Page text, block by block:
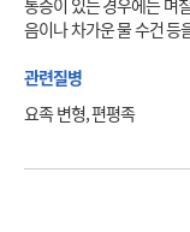
통증이 있는 경우에는 며
음이나 차가운 물 수건 등
관련질병
요족 변형, 편평족